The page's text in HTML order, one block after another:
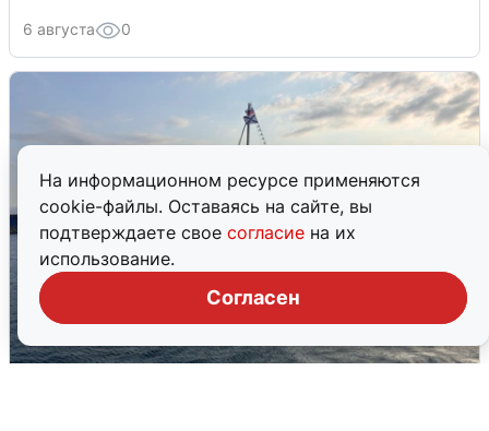
На информационном ресурсе применяются
cookie-файлы. Оставаясь на сайте, вы
подтверждаете свое согласие на их
использование.
Согласен
6 августа 0